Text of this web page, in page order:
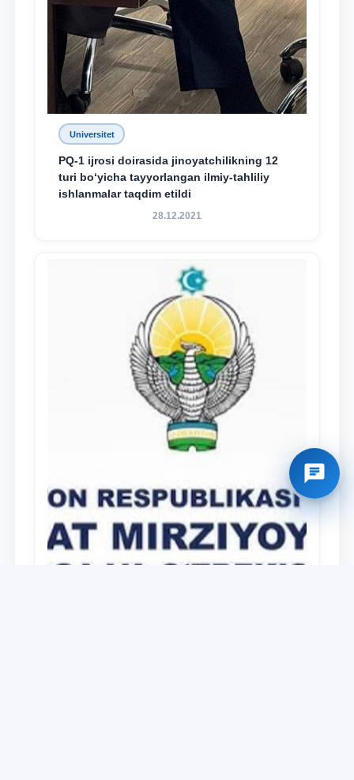
Universitet
PQ-1 ijrosi doirasida jinoyatchilikning 12
turi bo‘yicha tayyorlangan ilmiy-tahliliy
ishlanmalar taqdim etildi
28.12.2021